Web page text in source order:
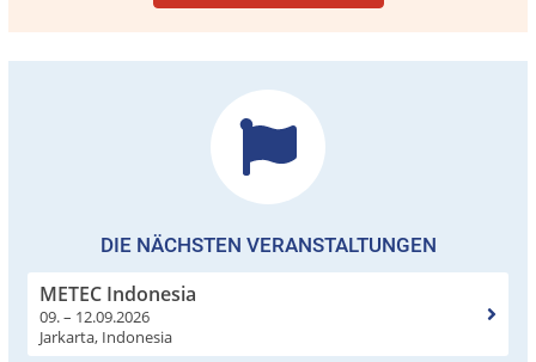
DIE NÄCHSTEN VERANSTALTUNGEN
METEC Indonesia
09. – 12.09.2026
Jarkarta, Indonesia